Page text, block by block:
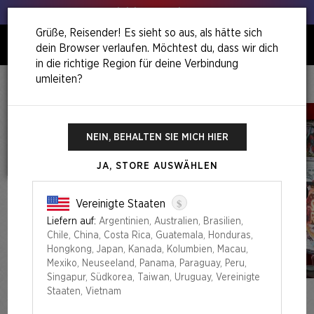
0
Home I Fixed It (You're Welcome)
Grüße, Reisender! Es sieht so aus, als hätte sich
dein Browser verlaufen. Möchtest du, dass wir dich
in die richtige Region für deine Verbindung
umleiten?
NEIN, BEHALTEN SIE MICH HIER
JA, STORE AUSWÄHLEN
Vereinigte Staaten $
Liefern auf: Argentinien, Australien, Brasilien,
Chile, China, Costa Rica, Guatemala, Honduras,
Hongkong, Japan, Kanada, Kolumbien, Macau,
Mexiko, Neuseeland, Panama, Paraguay, Peru,
Singapur, Südkorea, Taiwan, Uruguay, Vereinigte
Staaten, Vietnam